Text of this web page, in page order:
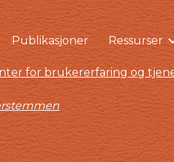
Publikasjoner Ressurser
for brukererfaring og